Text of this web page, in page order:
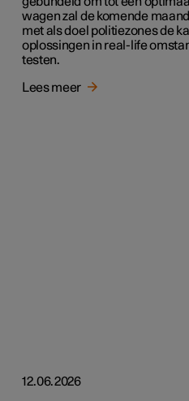
wagen zal de komende
met als doel politiezones de
oplossingen in real-life
testen.
Lees meer
12.06.2026